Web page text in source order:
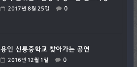
2017년 8월 25일 0
용인 신릉중학교 찾아가는 공연
2016년 12월 1일 0